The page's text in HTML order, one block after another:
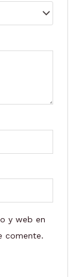
y web en
comente.